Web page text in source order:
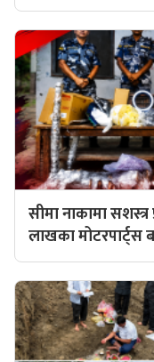
सीमा नाकामा सशस्त्र
लाखका मोटरपार्ट्स